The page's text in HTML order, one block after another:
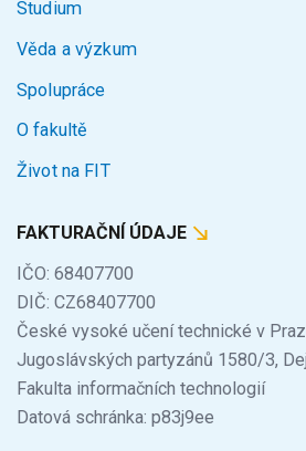
Studium
Věda a výzkum
Spolupráce
O fakultě
Život na FIT
FAKTURAČNÍ ÚDAJE
IČO: 68407700
DIČ: CZ68407700
České vysoké učení technické v
Jugoslávských partyzánů 1580/3,
Fakulta informačních technologií
Datová schránka: p83j9ee